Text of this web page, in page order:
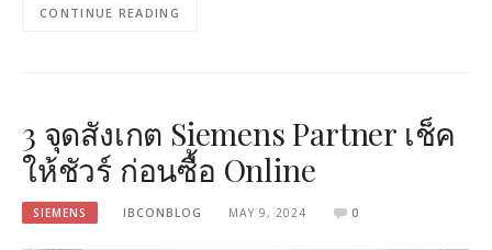
CONTINUE READING
3 จุดสังเกต Siemens Partner เช็ค
ให้ชัวร์ ก่อนซื้อ Online
SIEMENS IBCONBLOG MAY 9, 2024 0